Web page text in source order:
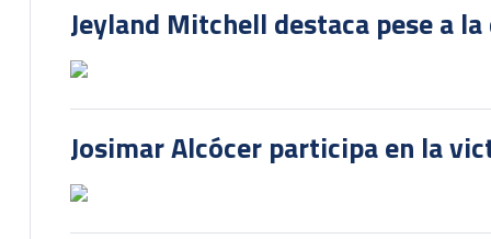
Jeyland Mitchell destaca pese a
Josimar Alcócer participa en la